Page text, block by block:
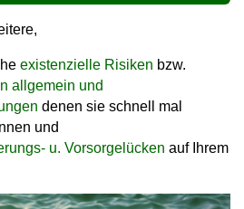
existenzielle Risiken bzw.
allgemein und
denen sie schnell mal
und
u. Vorsorgelücken auf Ihrem